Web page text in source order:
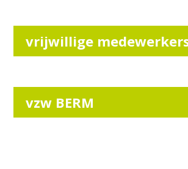
vrijwillige
vzw BERM